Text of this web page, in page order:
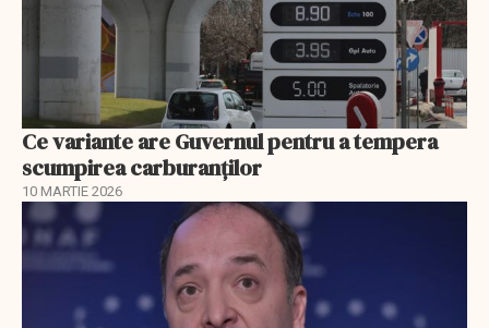
Ce variante are Guvernul pentru a tempera
scumpirea carburanților
10 MARTIE 2026